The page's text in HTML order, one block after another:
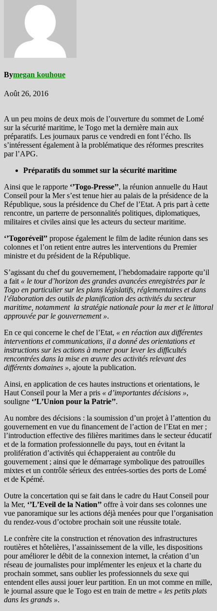
Bymegan kouhoue
Août 26, 2016
A un peu moins de deux mois de l’ouverture du sommet de Lomé
sur la sécurité maritime, le Togo met la dernière main aux
préparatifs. Les journaux parus ce vendredi en font l’écho. Ils
s’intéressent également à la problématique des réformes prescrites
par l’APG.
Préparatifs du sommet sur la sécurité maritime
Ainsi que le rapporte ‘’Togo-Presse’’, la réunion annuelle du Haut
Conseil pour la Mer s’est tenue hier au palais de la présidence de la
République, sous la présidence du Chef de l’Etat. A pris part à cette
rencontre, un parterre de personnalités politiques, diplomatiques,
militaires et civiles ainsi que les acteurs du secteur maritime.
‘’Togoréveil’’ propose également le film de ladite réunion dans ses
colonnes et l’on retient entre autres les interventions du Premier
ministre et du président de la République.
S’agissant du chef du gouvernement, l’hebdomadaire rapporte qu’il
a fait « le tour d’horizon des grandes avancées enregistrées par le
Togo en particulier sur les plans législatifs, réglementaires et dans
l’élaboration des outils de planification des activités du secteur
maritime, notamment la stratégie nationale pour la mer et le littoral
approuvée par le gouvernement ».
En ce qui concerne le chef de l’Etat, « en réaction aux différentes
interventions et communications, il a donné des orientations et
instructions sur les actions à mener pour lever les difficultés
rencontrées dans la mise en œuvre des activités relevant des
différents domaines », ajoute la publication.
Ainsi, en application de ces hautes instructions et orientations, le
Haut Conseil pour la Mer a pris « d’importantes décisions »,
souligne ‘’L’Union pour la Patrie’’.
Au nombre des décisions : la soumission d’un projet à l’attention du
gouvernement en vue du financement de l’action de l’Etat en mer ;
l’introduction effective des filières maritimes dans le secteur éducatif
et de la formation professionnelle du pays, tout en évitant la
prolifération d’activités qui échapperaient au contrôle du
gouvernement ; ainsi que le démarrage symbolique des patrouilles
mixtes et un contrôle sérieux des entrées-sorties des ports de Lomé
et de Kpémé.
Outre la concertation qui se fait dans le cadre du Haut Conseil pour
la Mer, ‘’L’Eveil de la Nation’’ offre à voir dans ses colonnes une
vue panoramique sur les actions déjà menées pour que l’organisation
du rendez-vous d’octobre prochain soit une réussite totale.
Le confrère cite la construction et rénovation des infrastructures
routières et hôtelières, l’assainissement de la ville, les dispositions
pour améliorer le débit de la connexion internet, la création d’un
réseau de journalistes pour implémenter les enjeux et la charte du
prochain sommet, sans oublier les professionnels du sexe qui
entendent elles aussi jouer leur partition. En un mot comme en mille,
le journal assure que le Togo est en train de mettre « les petits plats
dans les grands ».